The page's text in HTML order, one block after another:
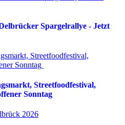
Spargelrallye - Jetzt
Streetfoodfestival,
Sonntag